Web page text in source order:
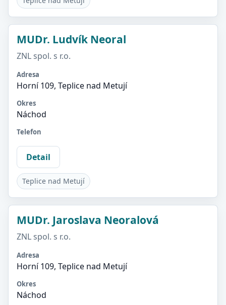
MUDr. Ludvík Neoral
ZNL spol. s r.o.
Adresa
Horní 109, Teplice nad Metují
Okres
Náchod
Telefon
Detail
Teplice nad Metují
MUDr. Jaroslava Neoralová
ZNL spol. s r.o.
Adresa
Horní 109, Teplice nad Metují
Okres
Náchod